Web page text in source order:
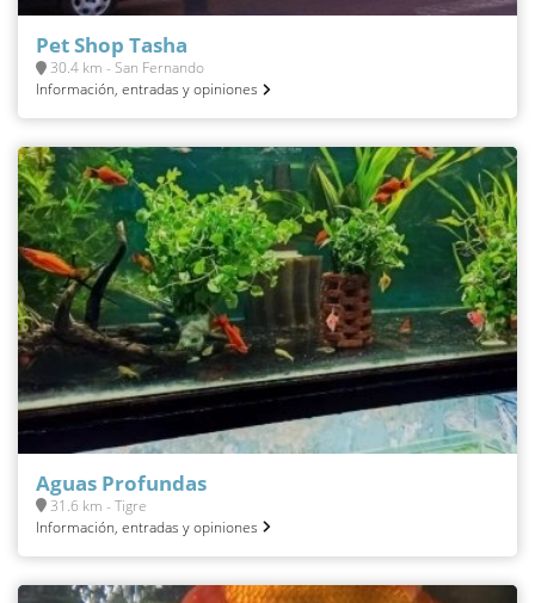
Pet Shop Tasha
30.4 km - San Fernando
Información, entradas y opiniones
Aguas Profundas
31.6 km - Tigre
Información, entradas y opiniones